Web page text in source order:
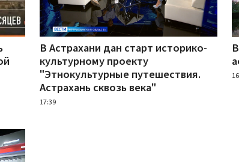
В Астрахани дан старт историко-
культурному проекту
"Этнокультурные путешествия.
Астрахань сквозь века"
17:39